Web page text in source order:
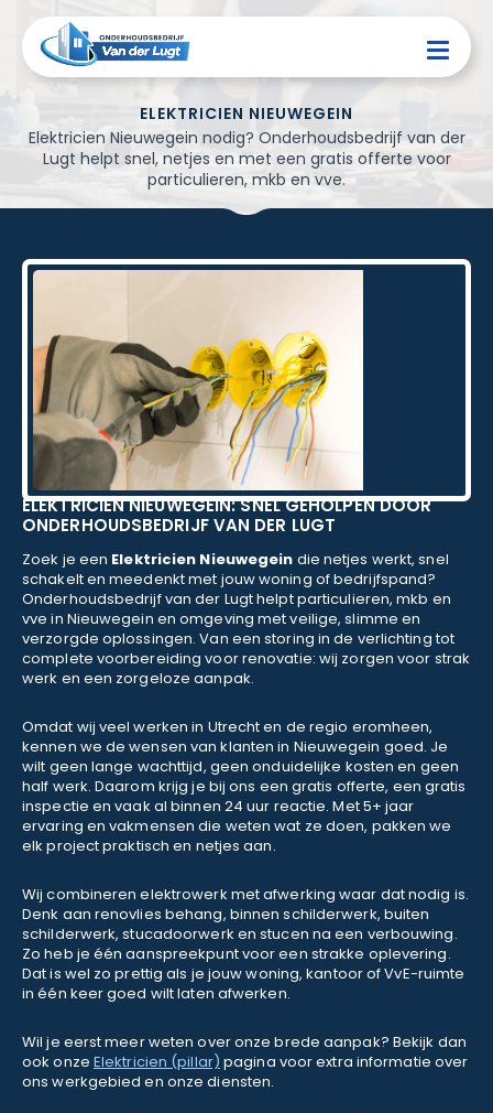
ELEKTRICIEN NIEUWEGEIN
Elektricien Nieuwegein nodig? Onderhoudsbedrijf van der
Lugt helpt snel, netjes en met een gratis offerte voor
particulieren, mkb en vve.
ELEKTRICIEN NIEUWEGEIN: SNEL GEHOLPEN DOOR
ONDERHOUDSBEDRIJF VAN DER LUGT
Zoek je een Elektricien Nieuwegein die netjes werkt, snel
schakelt en meedenkt met jouw woning of bedrijfspand?
Onderhoudsbedrijf van der Lugt helpt particulieren, mkb en
vve in Nieuwegein en omgeving met veilige, slimme en
verzorgde oplossingen. Van een storing in de verlichting tot
complete voorbereiding voor renovatie: wij zorgen voor strak
werk en een zorgeloze aanpak.
Omdat wij veel werken in Utrecht en de regio eromheen,
kennen we de wensen van klanten in Nieuwegein goed. Je
wilt geen lange wachttijd, geen onduidelijke kosten en geen
half werk. Daarom krijg je bij ons een gratis offerte, een gratis
inspectie en vaak al binnen 24 uur reactie. Met 5+ jaar
ervaring en vakmensen die weten wat ze doen, pakken we
elk project praktisch en netjes aan.
Wij combineren elektrowerk met afwerking waar dat nodig is.
Denk aan renovlies behang, binnen schilderwerk, buiten
schilderwerk, stucadoorwerk en stucen na een verbouwing.
Zo heb je één aanspreekpunt voor een strakke oplevering.
Dat is wel zo prettig als je jouw woning, kantoor of VvE-ruimte
in één keer goed wilt laten afwerken.
Wil je eerst meer weten over onze brede aanpak? Bekijk dan
ook onze Elektricien (pillar) pagina voor extra informatie over
ons werkgebied en onze diensten.